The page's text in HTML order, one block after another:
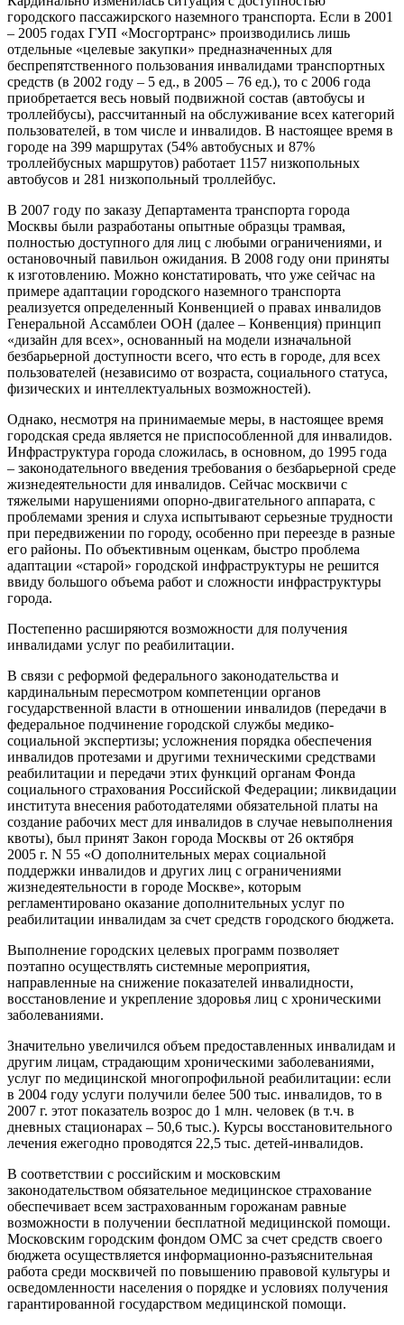
городского пассажирского наземного транспорта. Если в 2001
– 2005 годах ГУП «Мосгортранс» производились лишь
отдельные «целевые закупки» предназначенных для
беспрепятственного пользования инвалидами транспортных
средств (в 2002 году – 5 ед., в 2005 – 76 ед.), то с 2006 года
приобретается весь новый подвижной состав (автобусы и
троллейбусы), рассчитанный на обслуживание всех категорий
пользователей, в том числе и инвалидов. В настоящее время в
городе на 399 маршрутах (54% автобусных и 87%
троллейбусных маршрутов) работает 1157 низкопольных
автобусов и 281 низкопольный троллейбус.
В 2007 году по заказу Департамента транспорта города
Москвы были разработаны опытные образцы трамвая,
полностью доступного для лиц с любыми ограничениями, и
остановочный павильон ожидания. В 2008 году они приняты
к изготовлению. Можно констатировать, что уже сейчас на
примере адаптации городского наземного транспорта
реализуется определенный Конвенцией о правах инвалидов
Генеральной Ассамблеи ООН (далее – Конвенция) принцип
«дизайн для всех», основанный на модели изначальной
безбарьерной доступности всего, что есть в городе, для всех
пользователей (независимо от возраста, социального статуса,
физических и интеллектуальных возможностей).
Однако, несмотря на принимаемые меры, в настоящее время
городская среда является не приспособленной для инвалидов.
Инфраструктура города сложилась, в основном, до 1995 года
– законодательного введения требования о безбарьерной среде
жизнедеятельности для инвалидов. Сейчас москвичи с
тяжелыми нарушениями опорно-двигательного аппарата, с
проблемами зрения и слуха испытывают серьезные трудности
при передвижении по городу, особенно при переезде в разные
его районы. По объективным оценкам, быстро проблема
адаптации «старой» городской инфраструктуры не решится
ввиду большого объема работ и сложности инфраструктуры
города.
Постепенно расширяются возможности для получения
инвалидами услуг по реабилитации.
В связи с реформой федерального законодательства и
кардинальным пересмотром компетенции органов
государственной власти в отношении инвалидов (передачи в
федеральное подчинение городской службы медико-
социальной экспертизы; усложнения порядка обеспечения
инвалидов протезами и другими техническими средствами
реабилитации и передачи этих функций органам Фонда
социального страхования Российской Федерации; ликвидации
института внесения работодателями обязательной платы на
создание рабочих мест для инвалидов в случае невыполнения
квоты), был принят Закон города Москвы от 26 октября
2005 г. N 55 «О дополнительных мерах социальной
поддержки инвалидов и других лиц с ограничениями
жизнедеятельности в городе Москве», которым
регламентировано оказание дополнительных услуг по
реабилитации инвалидам за счет средств городского бюджета.
Выполнение городских целевых программ позволяет
поэтапно осуществлять системные мероприятия,
направленные на снижение показателей инвалидности,
восстановление и укрепление здоровья лиц с хроническими
заболеваниями.
Значительно увеличился объем предоставленных инвалидам и
другим лицам, страдающим хроническими заболеваниями,
услуг по медицинской многопрофильной реабилитации: если
в 2004 году услуги получили белее 500 тыс. инвалидов, то в
2007 г. этот показатель возрос до 1 млн. человек (в т.ч. в
дневных стационарах – 50,6 тыс.). Курсы восстановительного
лечения ежегодно проводятся 22,5 тыс. детей-инвалидов.
В соответствии с российским и московским
законодательством обязательное медицинское страхование
обеспечивает всем застрахованным горожанам равные
возможности в получении бесплатной медицинской помощи.
Московским городским фондом ОМС за счет средств своего
бюджета осуществляется информационно-разъяснительная
работа среди москвичей по повышению правовой культуры и
осведомленности населения о порядке и условиях получения
гарантированной государством медицинской помощи.